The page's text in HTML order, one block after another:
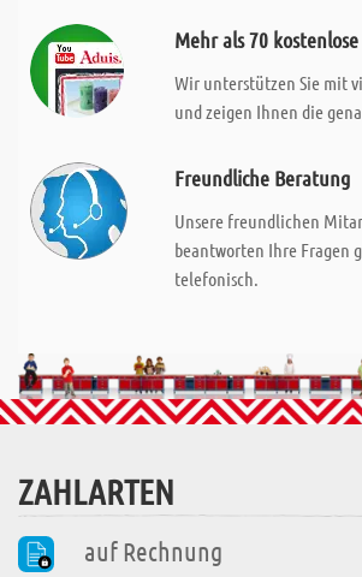
Mehr als 70
Wir unterstützen Sie mit
und zeigen Ihnen die
Freundliche Beratung
Unsere freundlichen
beantworten Ihre Fragen
telefonisch.
ZAHLARTEN
auf Rechnung